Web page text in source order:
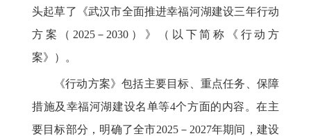
头起草了《武汉市全面推进幸福河湖建设三年行动
方案（2025－2030）》（以下简称《行动方
案》）。
《行动方案》包括主要目标、重点任务、保障
措施及幸福河湖建设名单等4个方面的内容。在主
要目标部分，明确了全市2025－2027年期间，建设